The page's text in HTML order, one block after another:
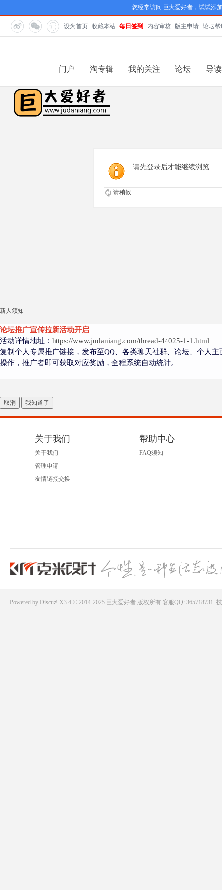
您经常访问 巨大爱好者，试试添
设为首页 收藏本站 每日签到 内容审核 版主申请 论坛帮
门户 淘专辑 我的关注 论坛 导读
请先登录后才能继续浏览
请稍候...
新人须知
论坛推广宣传拉新活动开启
活动详情地址： https://www.judaniang.com/thread-44025-1-1.html
复制个人专属推广链接，发布至QQ、各类聊天社群、论坛、个人
操作，推广者即可获取对应奖励，全程系统自动统计。
取消 我知道了
关于我们
关于我们
管理申请
友情链接交换
帮助中心
FAQ须知
Powered by Discuz! X3.4 © 2014-2025 巨大爱好者版权所有 客服QQ: 365718731